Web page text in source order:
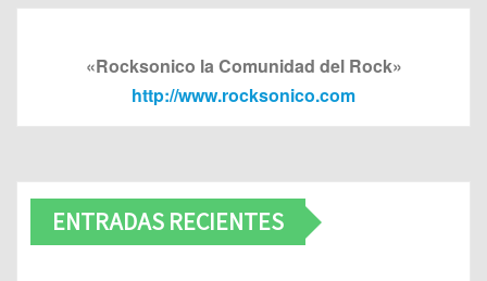
«Rocksonico la Comunidad del Rock»
http://www.rocksonico.com
ENTRADAS RECIENTES